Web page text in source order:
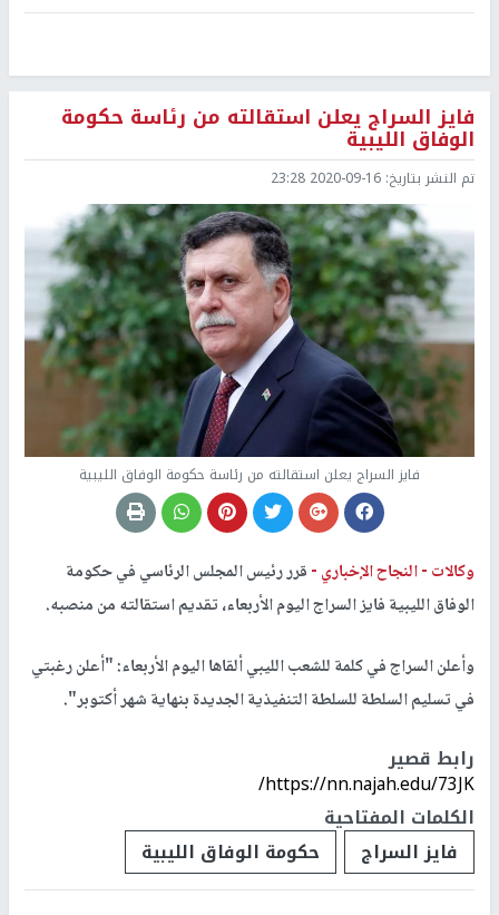
فايز السراج يعلن استقالته من رئاسة حكومة
الوفاق الليبية
تم النشر بتاريخ: 2020-09-16 23:28
فايز السراج يعلن استقالته من رئاسة حكومة الوفاق الليبية
وكالات -النجاح الإخباري -قرر رئيس المجلس الرئاسي في حكومة
الوفاق الليبية فايز السراج اليوم الأربعاء، تقديم استقالته من منصبه.
وأعلن السراج في كلمة للشعب الليبي ألقاها اليوم الأربعاء: "أعلن رغبتي
في تسليم السلطة للسلطة التنفيذية الجديدة بنهاية شهر أكتوبر".
رابط قصير
https://nn.najah.edu/73JK/
الكلمات المفتاحية
فايز السراج
حكومة الوفاق الليبية